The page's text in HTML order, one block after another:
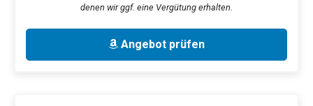
denen wir ggf. eine Vergütung erhalten.
Angebot prüfen